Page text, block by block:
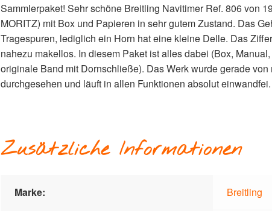
Sammlerpaket! Sehr schöne Breitling Navitimer Ref. 806 von
MORITZ) mit Box und Papieren in sehr gutem Zustand. Das
Tragespuren, lediglich ein Horn hat eine kleine Delle. Das
nahezu makellos. In diesem Paket ist alles dabei (Box,
originale Band mit Dornschließe). Das Werk wurde gerade
durchgesehen und läuft in allen Funktionen absolut einwandfei.
Zusätzliche Informationen
Marke: Breitling